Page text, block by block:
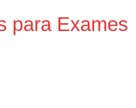
para Exames